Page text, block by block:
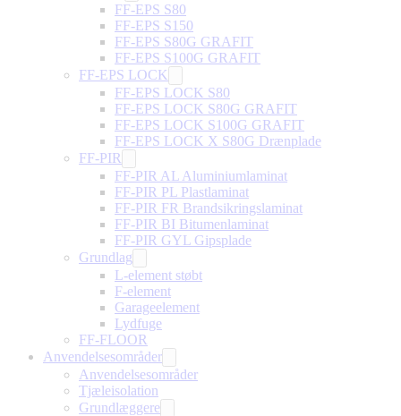
FF-EPS S80
FF-EPS S150
FF-EPS S80G GRAFIT
FF-EPS S100G GRAFIT
FF-EPS LOCK
FF-EPS LOCK S80
FF-EPS LOCK S80G GRAFIT
FF-EPS LOCK S100G GRAFIT
FF-EPS LOCK X S80G Drænplade
FF-PIR
FF-PIR AL Aluminiumlaminat
FF-PIR PL Plastlaminat
FF-PIR FR Brandsikringslaminat
FF-PIR BI Bitumenlaminat
FF-PIR GYL Gipsplade
Grundlag
L-element støbt
F-element
Garageelement
Lydfuge
FF-FLOOR
Anvendelsesområder
Anvendelsesområder
Tjæleisolation
Grundlæggere